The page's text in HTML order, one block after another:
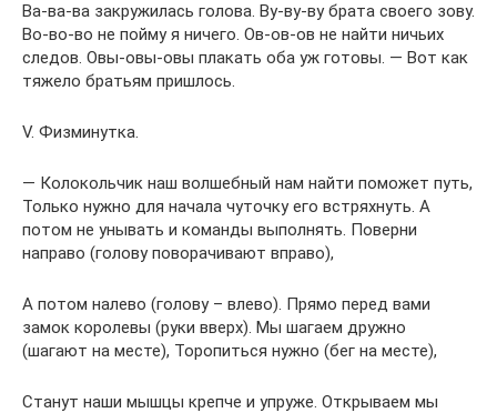
Ва-ва-ва закружилась голова. Ву-ву-ву брата своего зову.
Во-во-во не пойму я ничего. Ов-ов-ов не найти ничьих
следов. Овы-овы-овы плакать оба уж готовы. — Вот как
тяжело братьям пришлось.
V. Физминутка.
— Колокольчик наш волшебный нам найти поможет путь,
Только нужно для начала чуточку его встряхнуть. А
потом не унывать и команды выполнять. Поверни
направо (голову поворачивают вправо),
А потом налево (голову – влево). Прямо перед вами
замок королевы (руки вверх). Мы шагаем дружно
(шагают на месте), Торопиться нужно (бег на месте),
Станут наши мышцы крепче и упруже. Открываем мы